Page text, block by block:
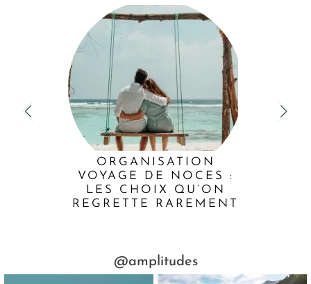
ORGANISATION
VOYAGE DE NOCES :
LES CHOIX QU’ON
REGRETTE RAREMENT
@amplitudes